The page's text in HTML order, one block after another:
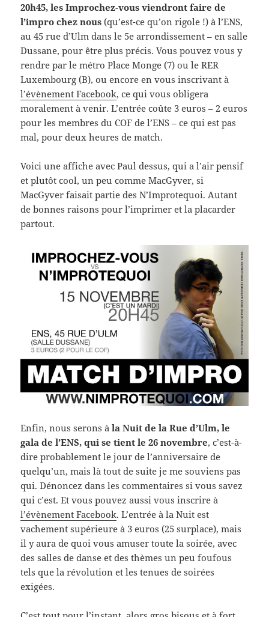
20h45, les Improchez-vous viendront faire de
l’impro chez nous (qu’est-ce qu’on rigole !) à l’ENS,
au 45 rue d’Ulm dans le 5e arrondissement – en salle
Dussane, pour être plus précis. Vous pouvez vous y
rendre par le métro Place Monge (7) ou le RER
Luxembourg (B), ou encore en vous inscrivant à
l’évènement Facebook, ce qui vous obligera
moralement à venir. L’entrée coûte 3 euros – 2 euros
pour les membres du COF de l’ENS – ce qui est pas
mal, pour deux heures de match.
Voici une affiche avec Paul dessus, qui a l’air pensif
et plutôt cool, un peu comme MacGyver, si
MacGyver faisait partie des N’Improtequoi. Autant
de bonnes raisons pour l’imprimer et la placarder
partout.
Enfin, nous serons àla Nuit de la Rue d’Ulm, le
gala de l’ENS, qui se tient le 26 novembre, c’est-à-
dire probablement le jour de l’anniversaire de
quelqu’un, mais là tout de suite je me souviens pas
qui. Dénoncez dans les commentaires si vous savez
qui c’est. Et vous pouvez aussi vous inscrire à
l’évènement Facebook. L’entrée à la Nuit est
vachement supérieure à 3 euros (25 surplace), mais
il y aura de quoi vous amuser toute la soirée, avec
des salles de danse et des thèmes un peu foufous
tels que la révolution et les tenues de soirées
exigées.